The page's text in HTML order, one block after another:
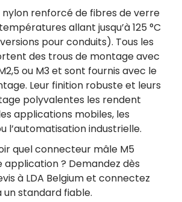
nylon renforcé de fibres de verre
allant jusqu’à 125 °C
pour conduits). Tous les
des trous de montage avec
ou M3 et sont fournis avec le
Leur finition robuste et leurs
polyvalentes les rendent
applications mobiles, les
l’automatisation industrielle.
quel connecteur mâle M5
? Demandez dès
à LDA Belgium et connectez
standard fiable.